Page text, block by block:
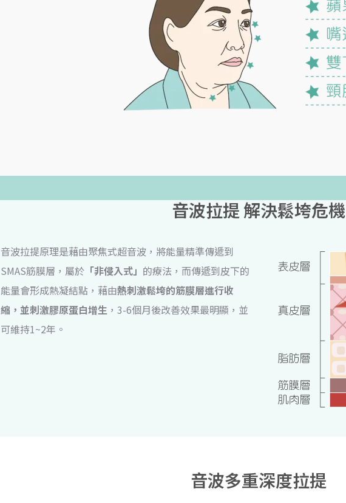
音波拉提 解決鬆垮危機
音波拉提原理是藉由聚焦式超音波，將能量精準傳遞到
SMAS筋膜層，屬於 「非侵入式」 的療法，而傳遞到皮下的
能量會形成熱凝結點，藉由熱刺激鬆垮的筋膜層進行收
縮，並刺激膠原蛋白增生 ，3-6個月後改善效果最明顯，並
可維持1~2年。
音波多重深度拉提